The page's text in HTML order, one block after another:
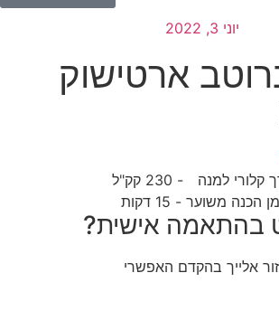
יוני 3, 2022
ארטישוק
קלורי למנה
- 230 קק"ל
הכנה משוער - 15 דקות
בהתאמה אישית?
אלייך בהקדם האפשרי